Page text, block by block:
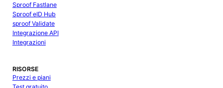
Sproof Fastlane
Sproof eID Hub
sproof Validate
Integrazione API
Integrazioni
RISORSE
Prezzi e piani